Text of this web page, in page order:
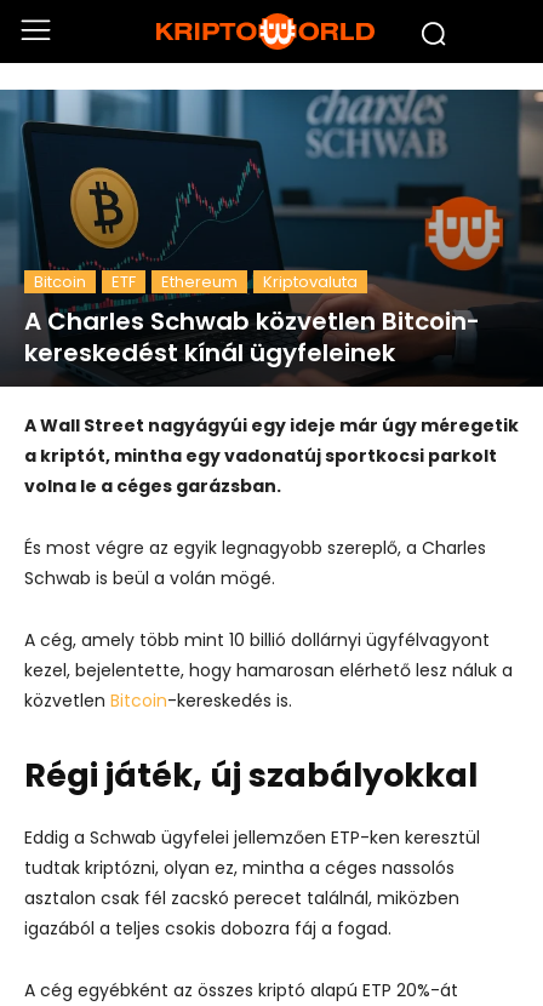
Bitcoin ETF Ethereum Kriptovaluta
A Charles Schwab közvetlen Bitcoin-
kereskedést kínál ügyfeleinek
A Wall Street nagyágyúi egy ideje már úgy méregetik
a kriptót, mintha egy vadonatúj sportkocsi parkolt
volna le a céges garázsban.
És most végre az egyik legnagyobb szereplő, a Charles
Schwab is beül a volán mögé.
A cég, amely több mint 10 billió dollárnyi ügyfélvagyont
kezel, bejelentette, hogy hamarosan elérhető lesz náluk a
közvetlen Bitcoin-kereskedés is.
Régi játék, új szabályokkal
Eddig a Schwab ügyfelei jellemzően ETP-ken keresztül
tudtak kriptózni, olyan ez, mintha a céges nassolós
asztalon csak fél zacskó perecet találnál, miközben
igazából a teljes csokis dobozra fáj a fogad.
A cég egyébként az összes kriptó alapú ETP 20%-át